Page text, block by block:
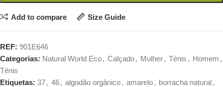
Add to compare Size Guide
REF: 901E646
Categorias: Natural World Eco, Calçado, Mulher, Ténis , Homem ,
Ténis
Etiquetas: 37, 46, algodão orgânico, amarelo, borracha natural,